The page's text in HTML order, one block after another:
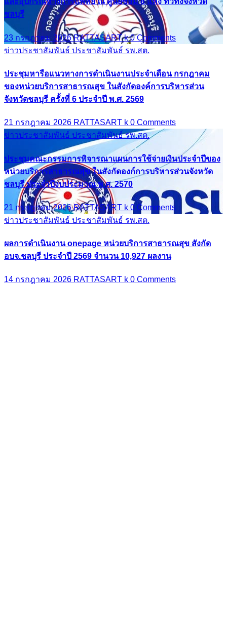
ชลบุรี
23 กรกฎาคม 2026RATTASART k0 Comments
ข่าวประชาสัมพันธ์ ประชาสัมพันธ์ รพ.สต.
ประชุมหารือแนวทางการดำเนินงานประจำเดือน กรกฎาคม
ของหน่วยบริการสาธารณสุข ในสังกัดองค์การบริหารส่วน
จังหวัดชลบุรี ครั้งที่ 6 ประจำปี พ.ศ. 2569
21 กรกฎาคม 2026 RATTASART k 0 Comments
ข่าวประชาสัมพันธ์ ประชาสัมพันธ์ รพ.สต.
ประชุมคณะกรรมการพิจารณาแผนการใช้จ่ายเงินประจำปีของ
หน่วยบริการสาธารณสุข ในสังกัดองก์การบริหารส่วนจังหวัด
ชลบุรี ประจำปีงบประมาณ พ.ศ. 2570
21 กรกฎาคม 2026RATTASART k 0 Comments
ข่าวประชาสัมพันธ์ ประชาสัมพันธ์ รพ.สต.
ผลการดำเนินงาน onepage หน่วยบริการสาธารณสุข สังกัด
อบจ.ชลบุรี ประจำปี 2569 จำนวน 10,927 ผลงาน
14 กรกฎาคม 2026 RATTASART k 0 Comments